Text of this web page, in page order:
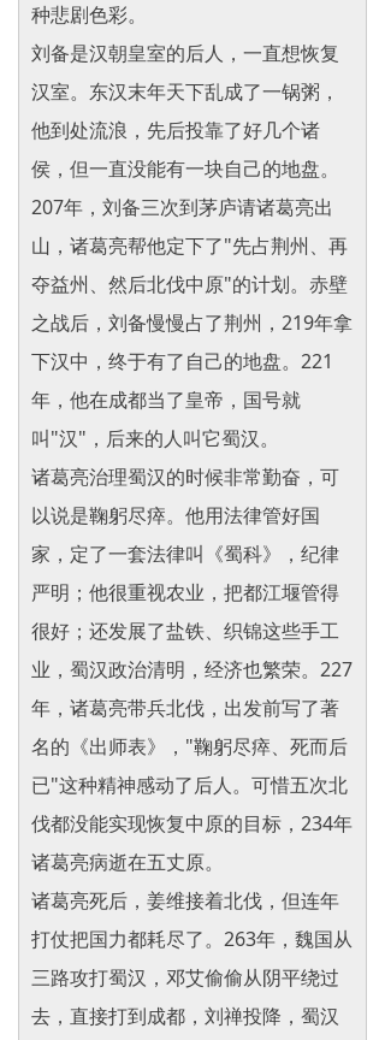
种悲剧色彩。
刘备是汉朝皇室的后人，一直想恢复
汉室。东汉末年天下乱成了一锅粥，
他到处流浪，先后投靠了好几个诸
侯，但一直没能有一块自己的地盘。
207年，刘备三次到茅庐请诸葛亮出
山，诸葛亮帮他定下了"先占荆州、再
夺益州、然后北伐中原"的计划。赤壁
之战后，刘备慢慢占了荆州，219年拿
下汉中，终于有了自己的地盘。221
年，他在成都当了皇帝，国号就
叫"汉"，后来的人叫它蜀汉。
诸葛亮治理蜀汉的时候非常勤奋，可
以说是鞠躬尽瘁。他用法律管好国
家，定了一套法律叫《蜀科》，纪律
严明；他很重视农业，把都江堰管得
很好；还发展了盐铁、织锦这些手工
业，蜀汉政治清明，经济也繁荣。227
年，诸葛亮带兵北伐，出发前写了著
名的《出师表》，"鞠躬尽瘁、死而后
已"这种精神感动了后人。可惜五次北
伐都没能实现恢复中原的目标，234年
诸葛亮病逝在五丈原。
诸葛亮死后，姜维接着北伐，但连年
打仗把国力都耗尽了。263年，魏国从
三路攻打蜀汉，邓艾偷偷从阴平绕过
去，直接打到成都，刘禅投降，蜀汉